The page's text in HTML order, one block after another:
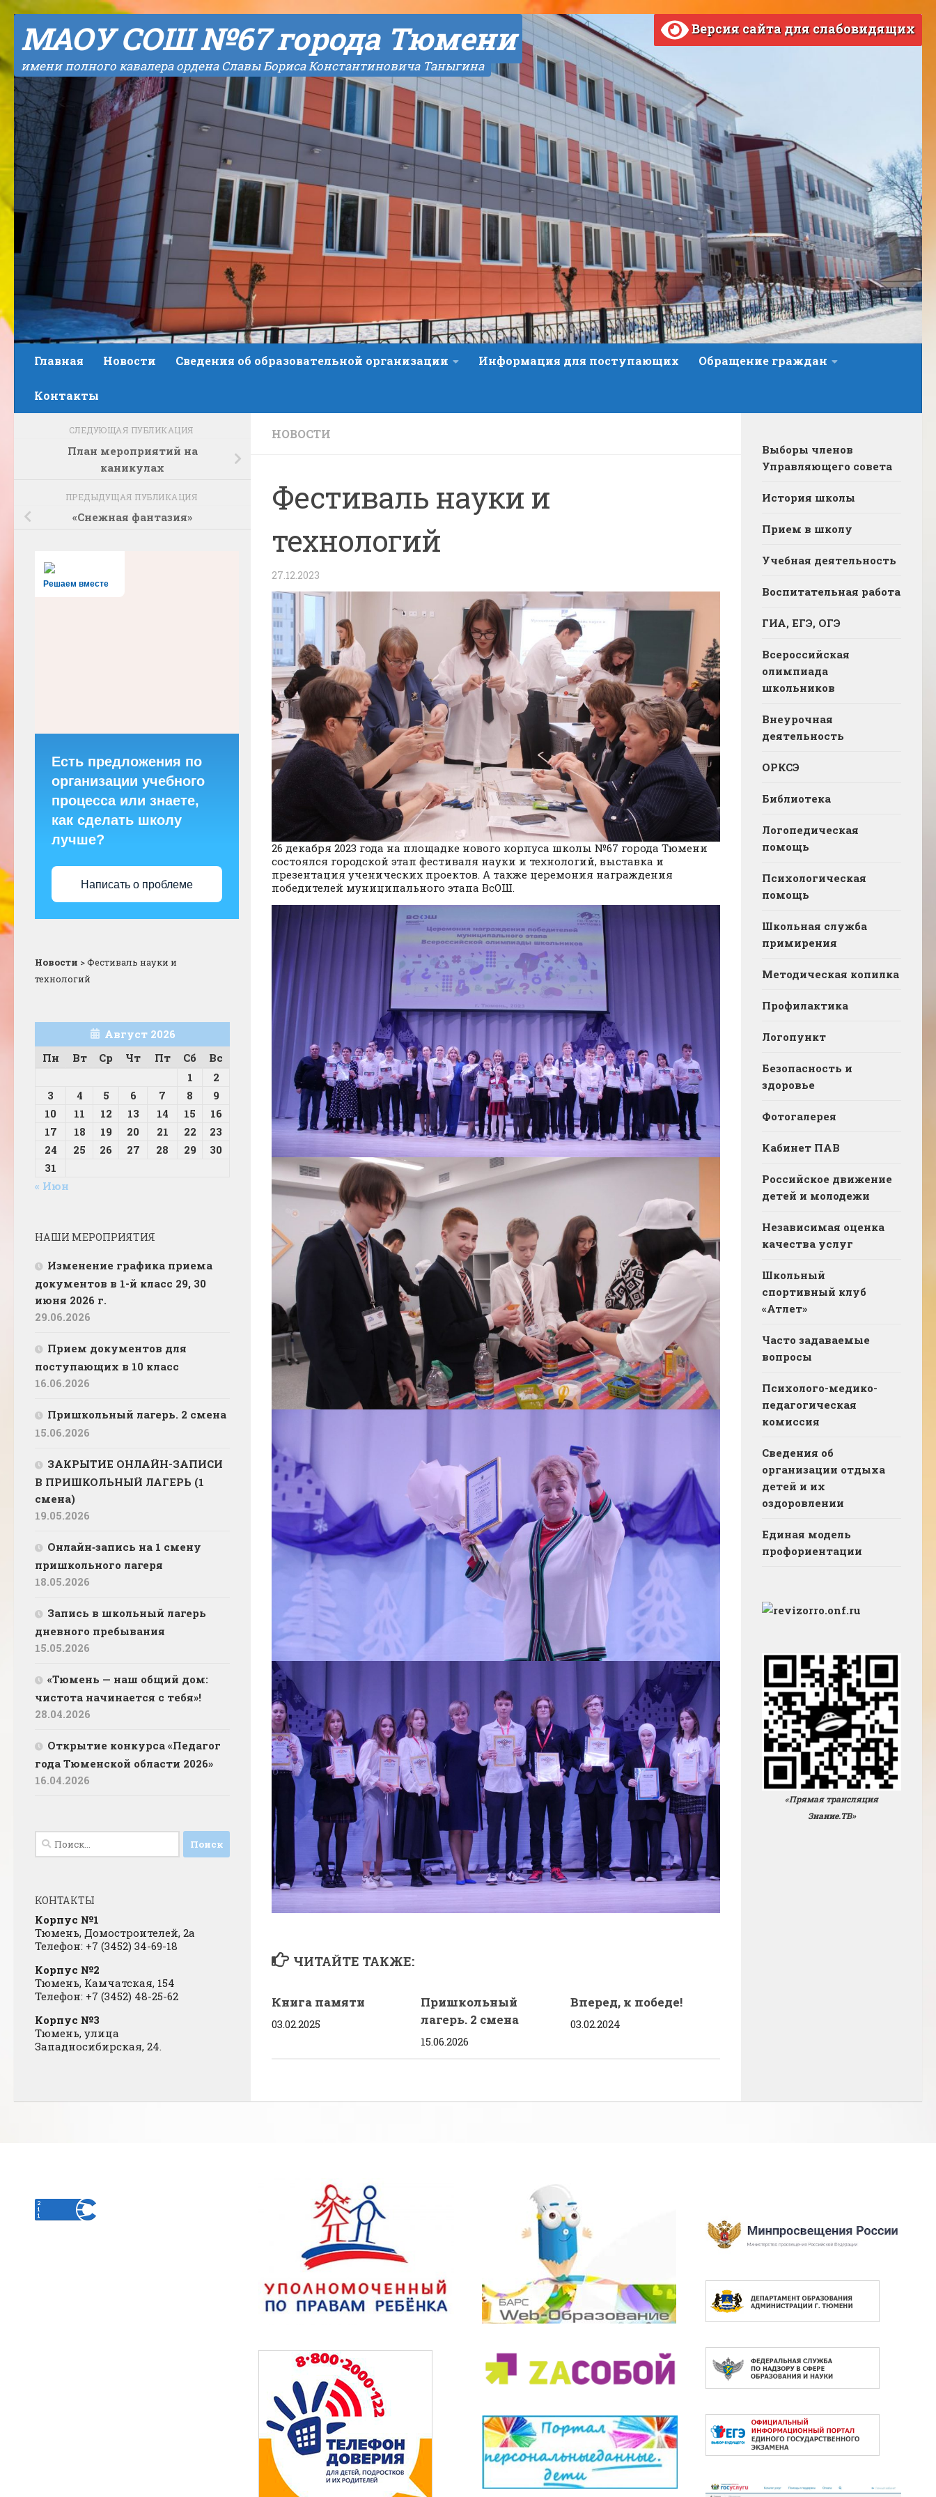
МАОУ СОШ №67 города Тюмени
имени полного кавалера ордена Славы Бориса Константиновича Таныгина
Версия сайта для слабовидящих
Главная Новости Сведения об образовательной организации Информация для поступающих Обращение граждан
Контакты
НОВОСТИ
Фестиваль науки и
технологий
27.12.2023
26 декабря 2023 года на площадке нового корпуса школы №67 города Тюмени
состоялся городской этап фестиваля науки и технологий, выставка и
презентация ученических проектов. А также церемония награждения
победителей муниципального этапа ВсОШ.
ЧИТАЙТЕ ТАКЖЕ:
Книга памяти
03.02.2025
Пришкольный
лагерь. 2 смена
15.06.2026
Вперед, к победе!
03.02.2024
СЛЕДУЮЩАЯ ПУБЛИКАЦИЯ
План мероприятий на
каникулах
ПРЕДЫДУЩАЯ ПУБЛИКАЦИЯ
«Снежная фантазия»
Решаем вместе
Есть предложения по
организации учебного
процесса или знаете,
как сделать школу
лучше?
Написать о проблеме
Новости >Фестиваль науки и
технологий
Август 2026
Пн
Вт Ср Чт Пт Сб
Вс
1
2
3
4 5 6 7 8
9
10
11 12 13 14 15
16
17
18 19 20 21 22
23
24
25 26 27 28 29
30
31
« Июн
НАШИ МЕРОПРИЯТИЯ
Изменение графика приема
документов в 1-й класс 29, 30
июня 2026 г.
29.06.2026
Прием документов для
поступающих в 10 класс
16.06.2026
Пришкольный лагерь. 2 смена
15.06.2026
ЗАКРЫТИЕ ОНЛАЙН-ЗАПИСИ
В ПРИШКОЛЬНЫЙ ЛАГЕРЬ (1
смена)
19.05.2026
Онлайн‑запись на 1 смену
пришкольного лагеря
18.05.2026
Запись в школьный лагерь
дневного пребывания
15.05.2026
«Тюмень — наш общий дом:
чистота начинается с тебя»!
28.04.2026
Открытие конкурса «Педагог
года Тюменской области 2026»
16.04.2026
Найти:
КОНТАКТЫ
Корпус №1
Тюмень, Домостроителей, 2а
Телефон: +7 (3452) 34-69-18
Корпус №2
Тюмень, Камчатская, 154
Телефон: +7 (3452) 48-25-62
Корпус №3
Тюмень, улица
Западносибирская, 24.
Выборы членов
Управляющего совета
История школы
Прием в школу
Учебная деятельность
Воспитательная работа
ГИА, ЕГЭ, ОГЭ
Всероссийская
олимпиада
школьников
Внеурочная
деятельность
ОРКСЭ
Библиотека
Логопедическая
помощь
Психологическая
помощь
Школьная служба
примирения
Методическая копилка
Профилактика
Логопункт
Безопасность и
здоровье
Фотогалерея
Кабинет ПАВ
Российское движение
детей и молодежи
Независимая оценка
качества услуг
Школьный
спортивный клуб
«Атлет»
Часто задаваемые
вопросы
Психолого-медико-
педагогическая
комиссия
Сведения об
организации отдыха
детей и их
оздоровлении
Единая модель
профориентации
«Прямая трансляция
Знание.ТВ»